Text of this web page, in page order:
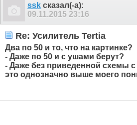
ssk сказал(-а):
09.11.2015 23:16
Re: Усилитель Tertia
Два по 50 и то, что на картинке?
- Даже по 50 и с ушами берут?
- Даже без приведенной схемы с
это однозначно выше моего